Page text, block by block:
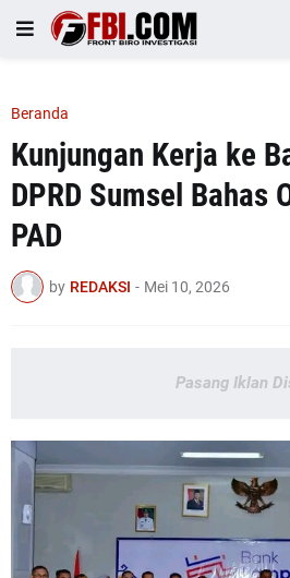
Beranda
Kunjungan Kerja ke
DPRD Sumsel Bahas
PAD
by REDAKSI - Mei 10, 2026
Pasang Iklan